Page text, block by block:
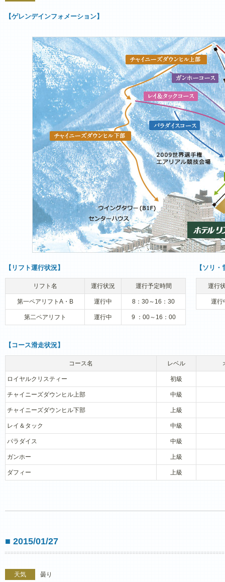
【ゲレンデインフォメーション】
【リフト運行状況】
リフト名 運行状況 運行予定時間
第一ペアリフトA・B 運行中 8：30～16：30
第二ペアリフト 運行中 9 ：00～16：00
【ソリ
運行
運行
【コース滑走状況】
コース名 レベル
ロイヤルクリスティー 初級
チャイニーズダウンヒル上部 中級
チャイニーズダウンヒル下部 上級
レイ＆タック 中級
パラダイス 中級
ガンホー 上級
ダフィー 上級
■ 2015/01/27
天気
曇り